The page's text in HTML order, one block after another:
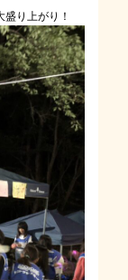
り上がり！